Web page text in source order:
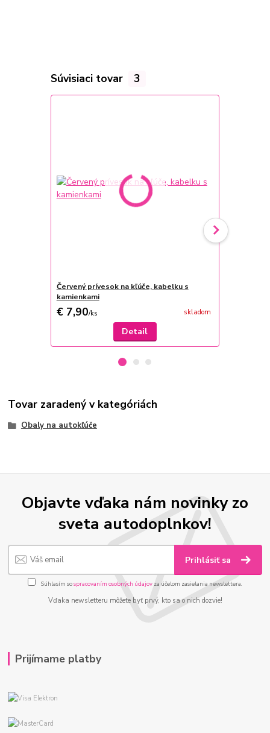
Súvisiaci tovar 3
Červený prívesok na kľúče, kabelku s
kamienkami
€ 7,90/ks skladom
Detail
Tovar zaradený v kategóriách
Obaly na autokľúče
Objavte vďaka nám novinky zo
sveta autodoplnkov!
Prihlásiť sa
Súhlasím sospracovaním osobných údajov za účelom zasielania newslettera.
Vďaka newsletteru môžete byť prvý, kto sa o nich dozvie!
Prijímame platby